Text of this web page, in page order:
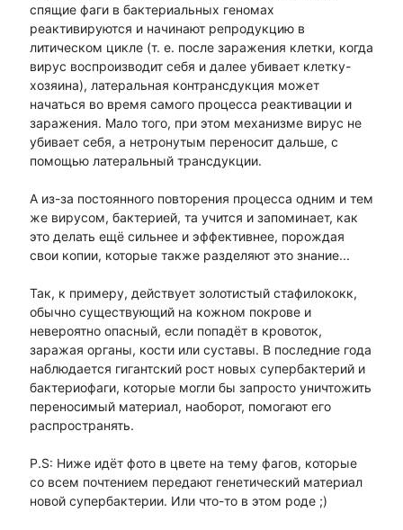
спящие фаги в бактериальных геномах
реактивируются и начинают репродукцию в
литическом цикле (т. е. после заражения клетки, когда
вирус воспроизводит себя и далее убивает клетку-
хозяина), латеральная контрансдукция может
начаться во время самого процесса реактивации и
заражения. Мало того, при этом механизме вирус не
убивает себя, а нетронутым переносит дальше, с
помощью латеральный трансдукции.
А из-за постоянного повторения процесса одним и тем
же вирусом, бактерией, та учится и запоминает, как
это делать ещё сильнее и эффективнее, порождая
свои копии, которые также разделяют это знание...
Так, к примеру, действует золотистый стафилококк,
обычно существующий на кожном покрове и
невероятно опасный, если попадёт в кровоток,
заражая органы, кости или суставы. В последние года
наблюдается гигантский рост новых супербактерий и
бактериофаги, которые могли бы запросто уничтожить
переносимый материал, наоборот, помогают его
распространять.
P.S: Ниже идёт фото в цвете на тему фагов, которые
со всем почтением передают генетический материал
новой супербактерии. Или что-то в этом роде ;)